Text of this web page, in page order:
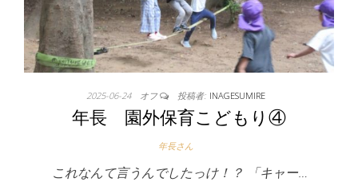
2025-06-24 オフ 投稿者: INAGESUMIRE
年長 園外保育こどもり④
年長さん
これなんて言うんでしたっけ！？ 「キャー…